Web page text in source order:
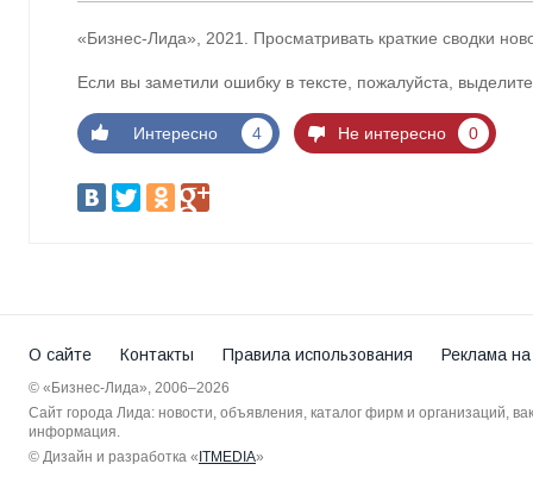
«Бизнес-Лида», 2021. Просматривать краткие сводки
Если вы заметили ошибку в тексте, пожалуйста,
Интересно 4 Не интересно 0
О сайте Контакты Правила использования Реклама
© «Бизнес-Лида», 2006–2026
Сайт города Лида: новости, объявления, каталог фирм и организаций,
информация.
© Дизайн и разработка « ITMEDIA»